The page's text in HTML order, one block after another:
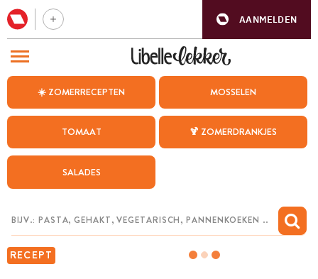
AANMELDEN
☀️ ZOMERRECEPTEN MOSSELEN
TOMAAT 🍹 ZOMERDRANKJES
SALADES
RECEPT
BEZOEK ONZE ANDERE WEBSITES
WEEKMENU
CHAT MET MAIA
MIJN BEWAARDE RECEPTEN